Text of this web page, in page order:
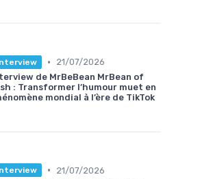
•
21/07/2026
de MrBeBean MrBean of
: Transformer l’humour muet en
mondial à l’ère de TikTok
•
21/07/2026